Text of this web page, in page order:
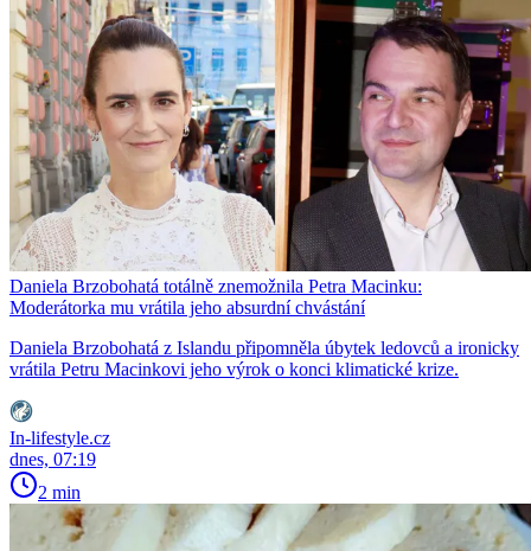
Daniela Brzobohatá totálně znemožnila Petra Macinku:
Moderátorka mu vrátila jeho absurdní chvástání
Daniela Brzobohatá z Islandu připomněla úbytek ledovců a ironicky
vrátila Petru Macinkovi jeho výrok o konci klimatické krize.
In-lifestyle.cz
dnes, 07:19
2 min